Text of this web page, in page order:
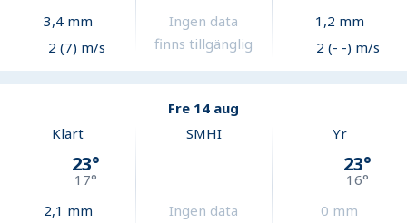
3,4mm
2 (7) m/s
Ingen data
finns tillgänglig
1,2 mm
2 (- -) m/s
Fre 14 aug
Klart
23°
17°
2,1 mm
SMHI
Ingen data
Yr
23°
16°
0 mm